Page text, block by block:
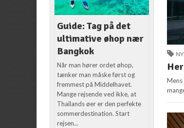
Guide: Tag på det
ultimative øhop nær
Bangkok
Når man hører ordet øhop,
tænker man måske først og
fremmest på Middelhavet.
Mange rejsende ved ikke, at
Thailands øer er den perfekte
sommerdestination. Start
rejsen...